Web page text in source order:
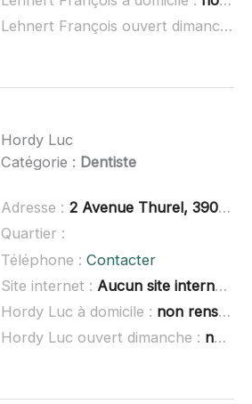
Lehnert François ouvert dimanche :
Hordy Luc
Catégorie : Dentiste
Adresse : 2 Avenue Thurel, 39000 Lons-le-Saunier
Quartier :
Téléphone : Contacter
Site internet : Aucun site internet connu
Hordy Luc à domicile : non renseigné
Hordy Luc ouvert dimanche : non renseigné